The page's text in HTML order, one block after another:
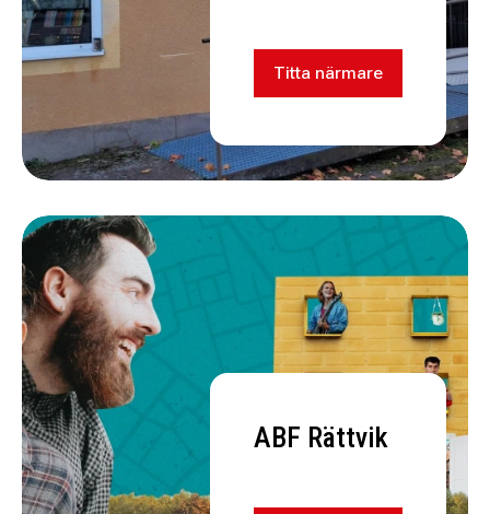
Titta närmare
ABF Rättvik